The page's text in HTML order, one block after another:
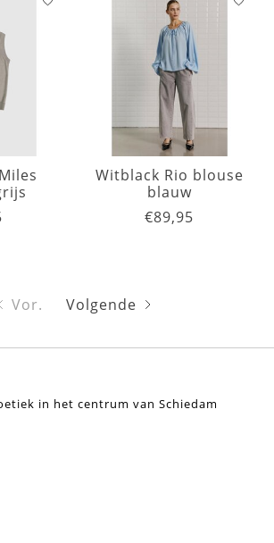
Witblack Rio blouse
blauw
€89,95
Vor. Volgende
in het centrum van Schiedam